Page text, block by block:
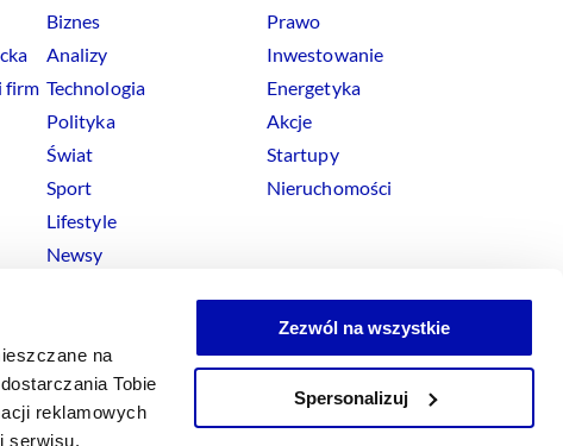
na
Tobie
reklamowych
serwisu.
Zezwól na wszystkie
Spersonalizuj
firm
Biznes
Analizy
Technologia
Polityka
Świat
Sport
Lifestyle
Newsy
Prawo
Inwestowanie
Energetyka
Akcje
Startupy
Nieruchomości
Cookies
x LinkedinFacebookInstagramYoutube